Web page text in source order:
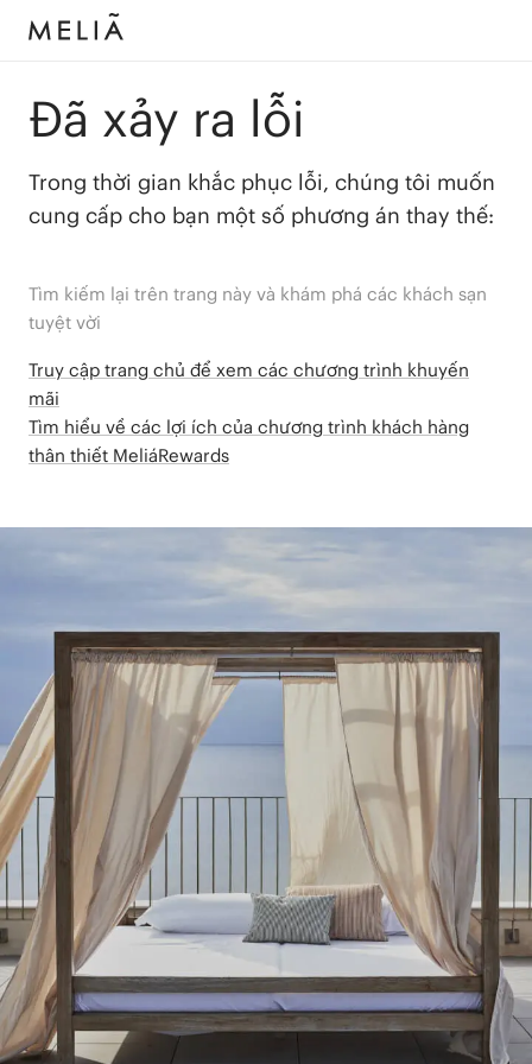
Đã xảy ra lỗi
Trong thời gian khắc phục lỗi, chúng tôi muốn
cung cấp cho bạn một số phương án thay thế:
Tìm kiếm lại trên trang này và khám phá các khách sạn
tuyệt vời
Truy cập trang chủ để xem các chương trình khuyến
mãi
Tìm hiểu về các lợi ích của chương trình khách hàng
thân thiết MeliáRewards